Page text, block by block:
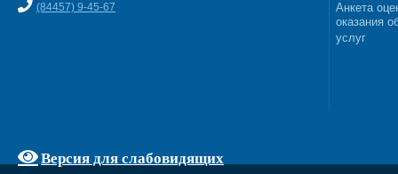
(84457) 9-45-67
Версия для слабовидящих
Анкета
оказания
услуг